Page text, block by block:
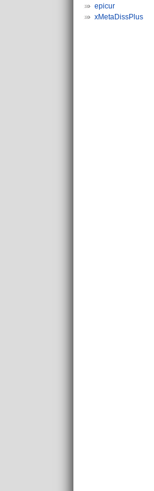
epicur
xMetaDissPlus